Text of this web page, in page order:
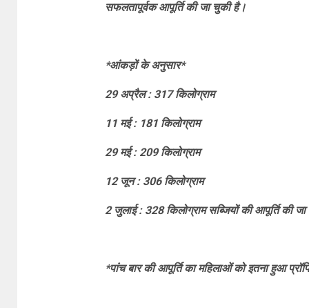
सफलतापूर्वक आपूर्ति की जा चुकी है।
*आंकड़ों के अनुसार*
29 अप्रैल : 317 किलोग्राम
11 मई : 181 किलोग्राम
29 मई : 209 किलोग्राम
12 जून : 306 किलोग्राम
2 जुलाई : 328 किलोग्राम सब्जियों की आपूर्ति की
*पांच बार की आपूर्ति का महिलाओं को इतना हुआ